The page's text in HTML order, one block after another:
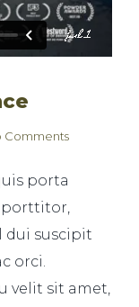
Comments
porta
dui suscipit
orci.
velit sit amet,